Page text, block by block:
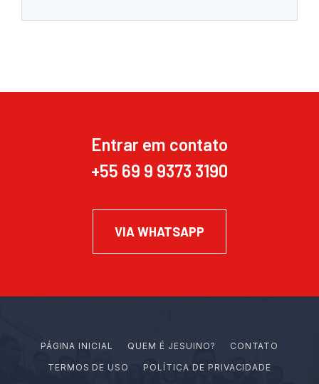
Entrar em contato
+55 69 9 9373 3190
VIA WHATSAPP
PÁGINA INICIAL Q U EM É J ES U I N O?
CONTATO
TERMOS DE USO
POLÍTICA DE PRIVACIDADE